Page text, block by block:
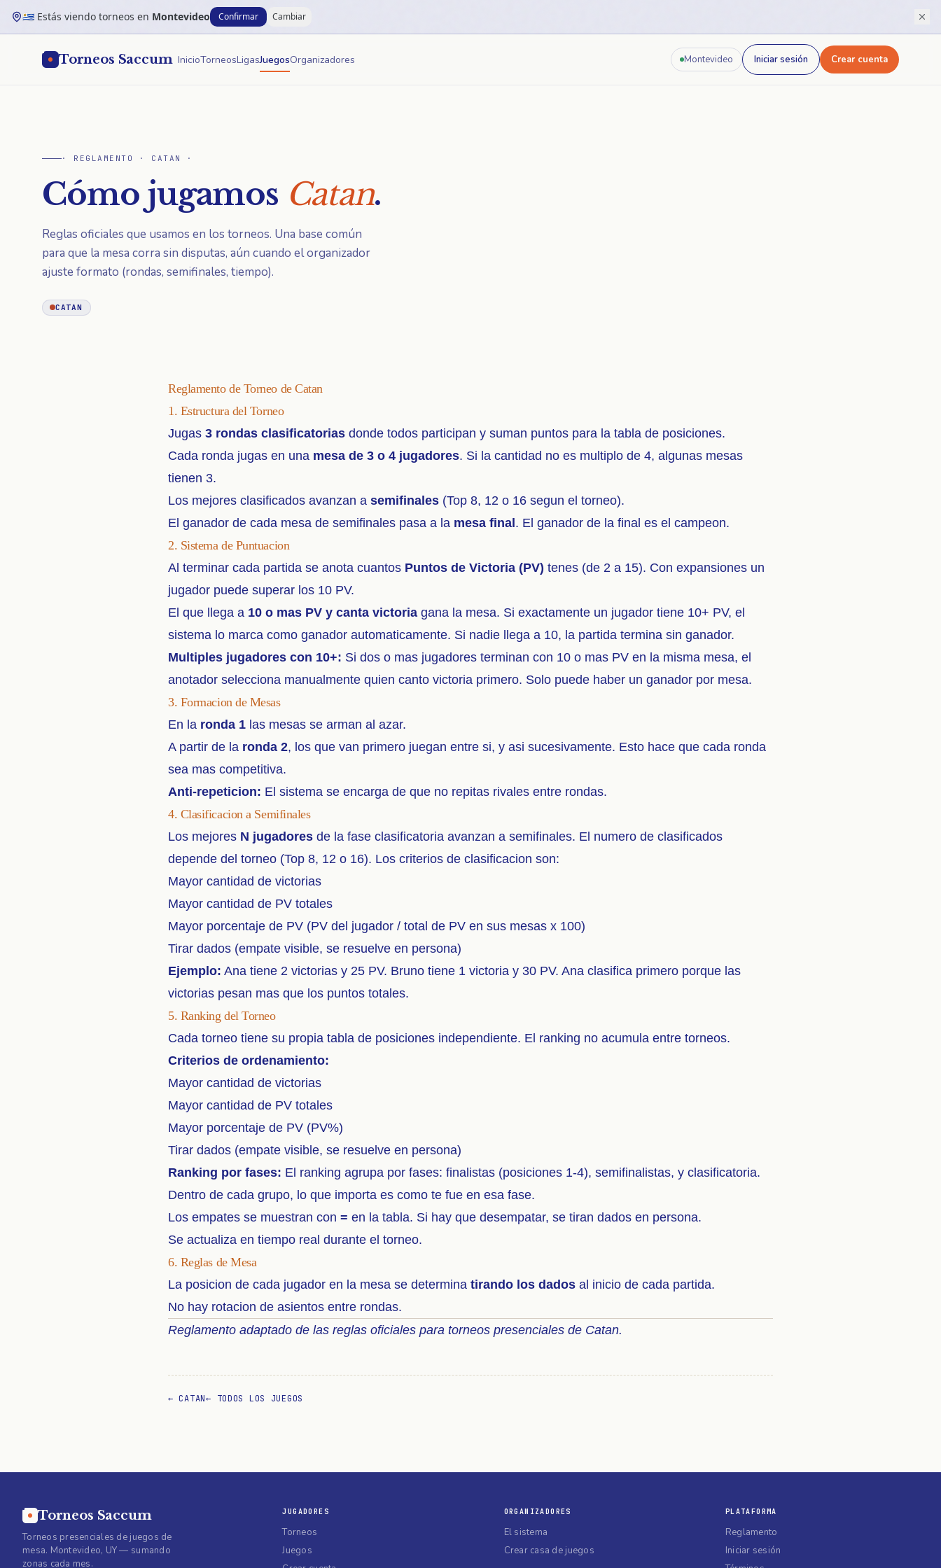
Saltar al contenido principal
🇺🇾 Estás viendo torneos en Montevideo Confirmar Cambiar
Torneos Saccum InicioTorneosLigasJuegosOrganizadores Montevideo Iniciar sesión Crear cuenta
· REGLAMENTO · CATAN ·
Cómo jugamos Catan.
Reglas oficiales que usamos en los torneos. Una base común
para que la mesa corra sin disputas, aún cuando el organizador
ajuste formato (rondas, semifinales, tiempo).
CATAN
Reglamento de Torneo de Catan
1. Estructura del Torneo
Jugas 3 rondas clasificatorias donde todos participan y suman puntos para la tabla de posiciones.
Cada ronda jugas en una mesa de 3 o 4 jugadores. Si la cantidad no es multiplo de 4, algunas mesas
tienen 3.
Los mejores clasificados avanzan a semifinales (Top 8, 12 o 16 segun el torneo).
El ganador de cada mesa de semifinales pasa a la mesa final. El ganador de la final es el campeon.
2. Sistema de Puntuacion
Al terminar cada partida se anota cuantos Puntos de Victoria (PV) tenes (de 2 a 15). Con expansiones un
jugador puede superar los 10 PV.
El que llega a 10 o mas PV y canta victoria gana la mesa. Si exactamente un jugador tiene 10+ PV, el
sistema lo marca como ganador automaticamente. Si nadie llega a 10, la partida termina sin ganador.
Multiples jugadores con 10+: Si dos o mas jugadores terminan con 10 o mas PV en la misma mesa, el
anotador selecciona manualmente quien canto victoria primero. Solo puede haber un ganador por mesa.
3. Formacion de Mesas
En la ronda 1 las mesas se arman al azar.
A partir de la ronda 2, los que van primero juegan entre si, y asi sucesivamente. Esto hace que cada ronda
sea mas competitiva.
Anti-repeticion: El sistema se encarga de que no repitas rivales entre rondas.
4. Clasificacion a Semifinales
Los mejores N jugadores de la fase clasificatoria avanzan a semifinales. El numero de clasificados
depende del torneo (Top 8, 12 o 16). Los criterios de clasificacion son:
Mayor cantidad de victorias
Mayor cantidad de PV totales
Mayor porcentaje de PV (PV del jugador / total de PV en sus mesas x 100)
Tirar dados (empate visible, se resuelve en persona)
Ejemplo: Ana tiene 2 victorias y 25 PV. Bruno tiene 1 victoria y 30 PV. Ana clasifica primero porque las
victorias pesan mas que los puntos totales.
5. Ranking del Torneo
Cada torneo tiene su propia tabla de posiciones independiente. El ranking no acumula entre torneos.
Criterios de ordenamiento:
Mayor cantidad de victorias
Mayor cantidad de PV totales
Mayor porcentaje de PV (PV%)
Tirar dados (empate visible, se resuelve en persona)
Ranking por fases: El ranking agrupa por fases: finalistas (posiciones 1-4), semifinalistas, y clasificatoria.
Dentro de cada grupo, lo que importa es como te fue en esa fase.
Los empates se muestran con = en la tabla. Si hay que desempatar, se tiran dados en persona.
Se actualiza en tiempo real durante el torneo.
6. Reglas de Mesa
La posicion de cada jugador en la mesa se determina tirando los dados al inicio de cada partida.
No hay rotacion de asientos entre rondas.
Reglamento adaptado de las reglas oficiales para torneos presenciales de Catan.
←CATAN← TODOS LOS JUEGOS
Torneos Saccum
Torneos presenciales de juegos de
mesa. Montevideo, UY — sumando
zonas cada mes.
JUGADORES
Torneos
Juegos
ORGANIZADORES
El sistema
Crear casa de juegos
PLATAFORMA
Reglamento
Iniciar sesión